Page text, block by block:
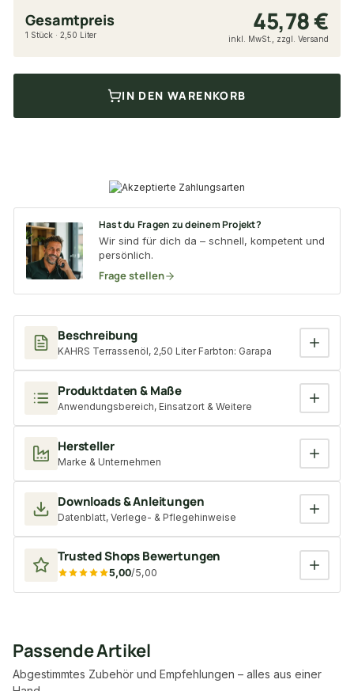
Beschreibung
KAHRS Terrassenöl, 2,50 Liter Farbton: Garapa
Produktdaten & Maße
Anwendungsbereich, Einsatzort & Weitere
Hersteller
Marke & Unternehmen
Downloads & Anleitungen
Datenblatt, Verlege- & Pflegehinweise
Trusted Shops Bewertungen
5,00/5,00
Gesamtpreis 45,78 €
1 Stück · 2,50 Liter inkl. MwSt., zzgl. Versand
IN DEN WARENKORB
Hast du Fragen zu deinem Projekt?
Wir sind für dich da – schnell, kompetent und
persönlich.
Frage stellen
Passende Artikel
Abgestimmtes Zubehör und Empfehlungen – alles aus einer